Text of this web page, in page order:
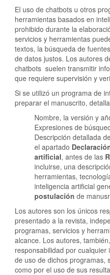
El uso de chatbots u otros
herramientas basados ​​en
prohibido durante la
servicios y herramientas
textos, la búsqueda de
de datos justos. Los autores
chatbots suelen transmitir
que requiere supervisión y
Si se utilizó un programa de
preparar el manuscrito,
Nombre, la versión y
Expresiones de
Descripción detallada
el apartado
artificial, antes de las
incluirse, una
herramientas,
inteligencia artificial
postulación de
Los autores son los únicos
presentado a la revista,
programas, servicios y
alcance. Los autores,
responsabilidad por
de uso de dichos programas,
como por el uso de sus